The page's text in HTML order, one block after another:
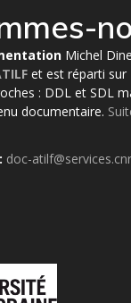
Michel
et est réparti sur
: DDL et SDL
documentaire.
doc-